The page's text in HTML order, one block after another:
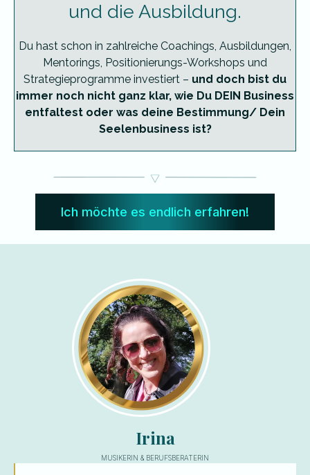
und die Ausbildung.
Du hast schon in zahlreiche Coachings, Ausbildungen,
Mentorings, Positionierungs-Workshops und
Strategieprogramme investiert – und doch bist du
immer noch nicht ganz klar, wie Du DEIN Business
entfaltest oder was deine Bestimmung/ Dein
Seelenbusiness ist?
Ich möchte es endlich erfahren!
Irina
MUSIKERIN & BERUFSBERATERIN